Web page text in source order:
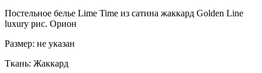
Постельное белье Lime Time из сатина жаккард Golden Line
luxury рис. Орион
Размер: не указан
Ткань: Жаккард